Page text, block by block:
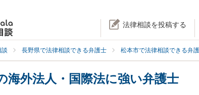
法律相談を投稿する
談 長野県で法律相談できる弁護士 松本市で法律相談できる弁
海外法人・国際法に強い弁護士